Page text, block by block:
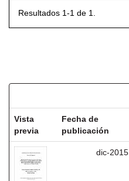
Resultados 1-1 de 1.
Vista
previa
Fecha de
publicación
dic-2015